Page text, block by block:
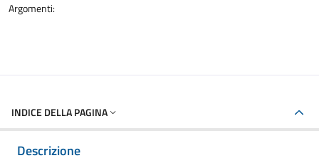
Argomenti:
INDICE DELLA PAGINA
Descrizione